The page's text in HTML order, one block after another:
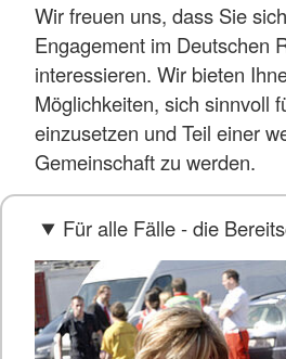
Wir freuen uns, dass Sie
Engagement im Deutschen
interessieren. Wir bieten
Möglichkeiten, sich sinnvoll
einzusetzen und Teil einer
Gemeinschaft zu werden.
Für alle Fälle - die